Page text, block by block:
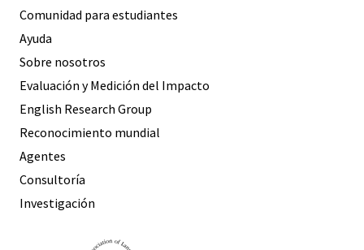
Comunidad para estudiantes
Ayuda
Sobre nosotros
Evaluación y Medición del Impacto
English Research Group
Reconocimiento mundial
Agentes
Consultoría
Investigación